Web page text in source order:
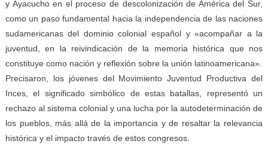
y Ayacucho en el proceso de descolonización de América del Sur,
como un paso fundamental hacia la independencia de las naciones
sudamericanas del dominio colonial español y «acompañar a la
juventud, en la reivindicación de la memoria histórica que nos
constituye como nación y reflexión sobre la unión latinoamericana».
Precisaron, los jóvenes del Movimiento Juventud Productiva del
Inces, el significado simbólico de estas batallas, representó un
rechazo al sistema colonial y una lucha por la autodeterminación de
los pueblos, más allá de la importancia y de resaltar la relevancia
histórica y el impacto través de estos congresos.